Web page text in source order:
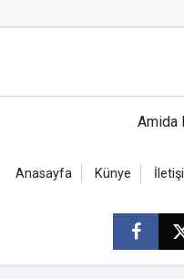
Amida
Anasayfa Künye